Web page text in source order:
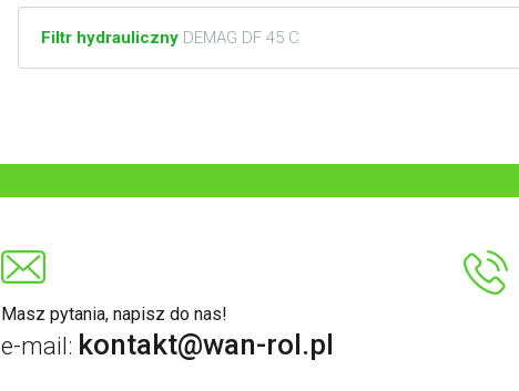
Filtr hydrauliczny DEMAG DF 45 C
Masz pytania, napisz do nas!
e-mail: kontakt@wan-rol.pl